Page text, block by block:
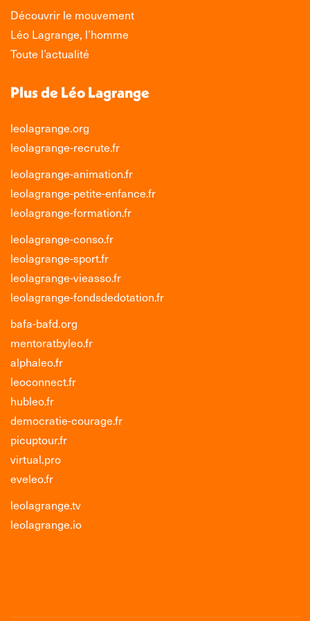
Découvrir le mouvement
Léo Lagrange, l’homme
Toute l’actualité
Plus de Léo Lagrange
leolagrange.org
leolagrange-recrute.fr
leolagrange-animation.fr
leolagrange-petite-enfance.fr
leolagrange-formation.fr
leolagrange-conso.fr
leolagrange-sport.fr
leolagrange-vieasso.fr
leolagrange-fondsdedotation.fr
bafa-bafd.org
mentoratbyleo.fr
alphaleo.fr
leoconnect.fr
hubleo.fr
democratie-courage.fr
picuptour.fr
virtual.pro
eveleo.fr
leolagrange.tv
leolagrange.io